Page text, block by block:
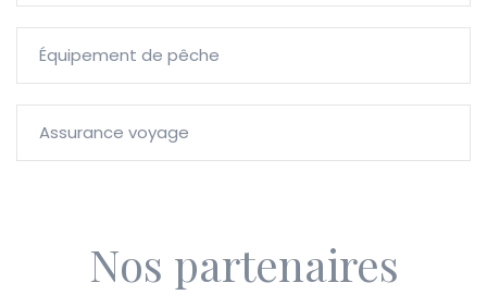
Équipement de pêche
Assurance voyage
Nos partenaires